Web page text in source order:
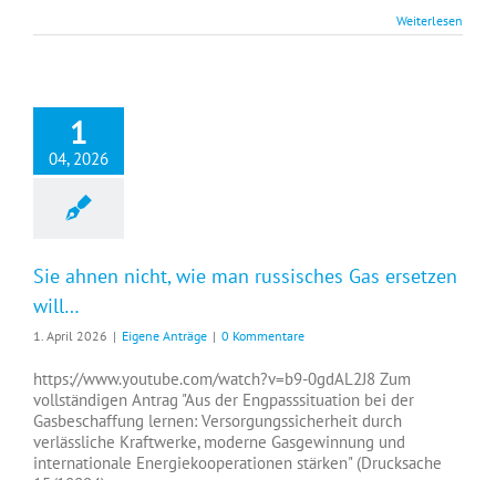
Weiterlesen
1
04, 2026
Sie ahnen nicht, wie man russisches Gas ersetzen
will…
1. April 2026 | Eigene Anträge | 0 Kommentare
https://www.youtube.com/watch?v=b9-0gdAL2J8 Zum
vollständigen Antrag "Aus der Engpasssituation bei der
Gasbeschaffung lernen: Versorgungssicherheit durch
verlässliche Kraftwerke, moderne Gasgewinnung und
internationale Energiekooperationen stärken" (Drucksache